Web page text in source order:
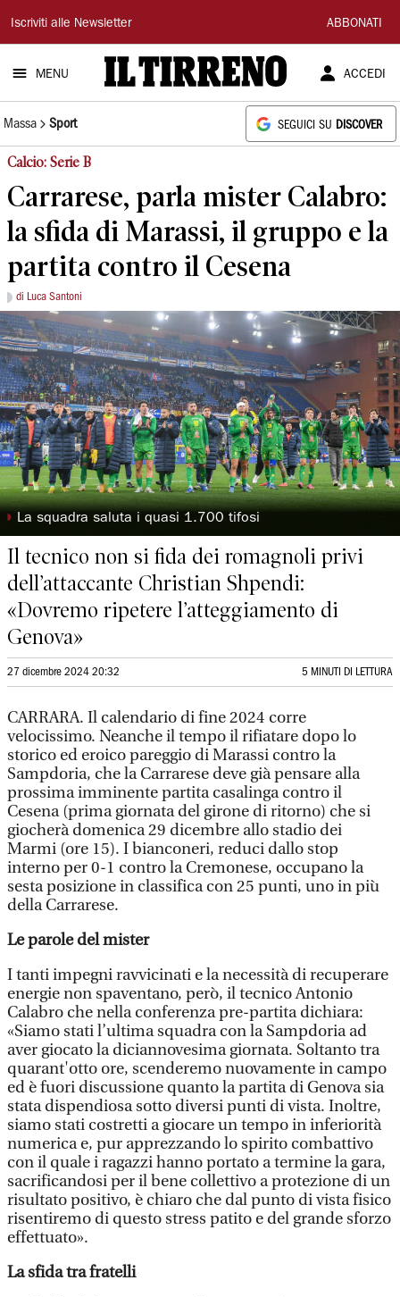
Il
Tirreno
Iscriviti alle Newsletter ABBONATI
MENU ACCEDI
Massa Sport SEGUICI SU DISCOVER
Calcio: Serie B
Carrarese, parla mister Calabro:
la sfida di Marassi, il gruppo e la
partita contro il Cesena
di Luca Santoni
◗ La squadra saluta i quasi 1.700 tifosi
Il tecnico non si fida dei romagnoli privi
dell’attaccante Christian Shpendi:
«Dovremo ripetere l’atteggiamento di
Genova»
27 dicembre 2024 20:32 5 MINUTI DI LETTURA
CARRARA. Il calendario di fine 2024 corre
velocissimo. Neanche il tempo il rifiatare dopo lo
storico ed eroico pareggio di Marassi contro la
Sampdoria, che la Carrarese deve già pensare alla
prossima imminente partita casalinga contro il
Cesena (prima giornata del girone di ritorno) che si
giocherà domenica 29 dicembre allo stadio dei
Marmi (ore 15). I bianconeri, reduci dallo stop
interno per 0-1 contro la Cremonese, occupano la
sesta posizione in classifica con 25 punti, uno in più
della Carrarese.
Le parole del mister
I tanti impegni ravvicinati e la necessità di recuperare
energie non spaventano, però, il tecnico Antonio
Calabro che nella conferenza pre-partita dichiara:
«Siamo stati l’ultima squadra con la Sampdoria ad
aver giocato la diciannovesima giornata. Soltanto tra
quarant'otto ore, scenderemo nuovamente in campo
ed è fuori discussione quanto la partita di Genova sia
stata dispendiosa sotto diversi punti di vista. Inoltre,
siamo stati costretti a giocare un tempo in inferiorità
numerica e, pur apprezzando lo spirito combattivo
con il quale i ragazzi hanno portato a termine la gara,
sacrificandosi per il bene collettivo a protezione di un
risultato positivo, è chiaro che dal punto di vista fisico
risentiremo di questo stress patito e del grande sforzo
effettuato».
La sfida tra fratelli